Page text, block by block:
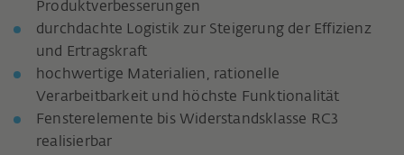
Produktverbesserungen
durchdachte Logistik zur Steigerung der Effizienz
und Ertragskraft
hochwertige Materialien, rationelle
Verarbeitbarkeit und höchste Funktionalität
Fensterelemente bis Widerstandsklasse RC3
realisierbar